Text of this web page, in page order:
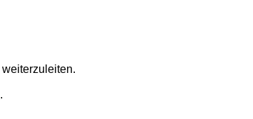
weiterzuleiten.
.